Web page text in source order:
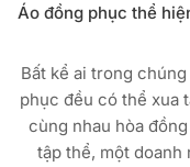
Áo đồng phục thể
Bất kể ai trong
phục đều có thể xua
cùng nhau hòa
tập thể, một doanh